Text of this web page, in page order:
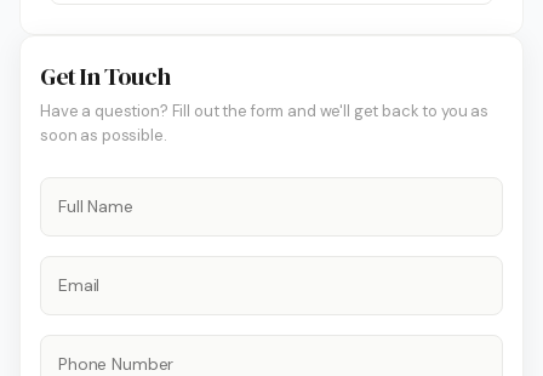
Get In Touch
Have a question? Fill out the form and we'll get back to you as
soon as possible.